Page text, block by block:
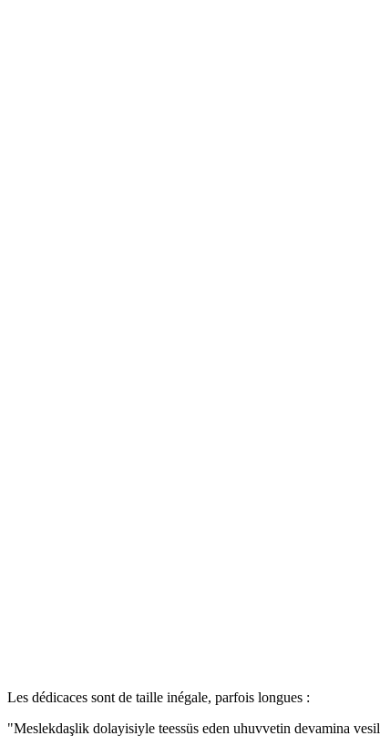
Les dédicaces sont de taille inégale, parfois longues :
"Meslekdaşlik dolayisiyle teessüs eden uhuvvetin devamina